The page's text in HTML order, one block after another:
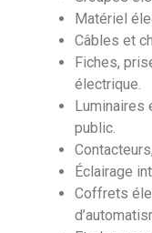
Matériel
Câbles et
Fiches,
électrique.
Luminaires
public.
Éclairage
Coffrets